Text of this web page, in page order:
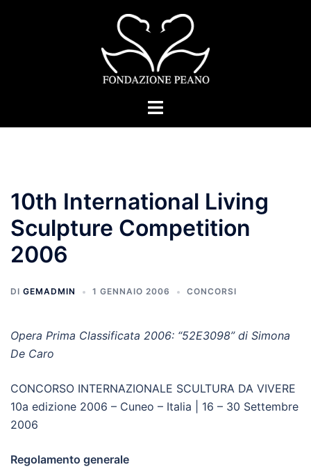
Mostra/Nascondi
10th International Living
Sculpture Competition
2006
DI GEMADMIN 1 GENNAIO 2006 CONCORSI
Opera Prima Classificata 2006: “52E3098” di Simona
De Caro
CONCORSO INTERNAZIONALE SCULTURA DA VIVERE
10a edizione 2006 – Cuneo – Italia | 16 – 30 Settembre
2006
Regolamento generale